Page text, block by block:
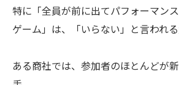
特に「全員が前に出てパフォーマン
ゲーム」は、「いらない」と言われる
ある商社では、参加者のほとんどが